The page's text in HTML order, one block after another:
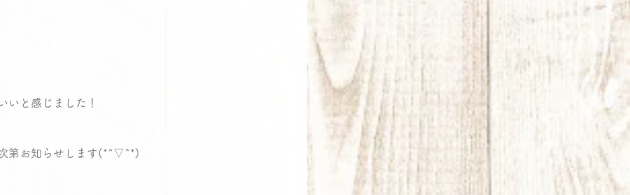
いと感じました！
第お知らせします(*^▽^*)